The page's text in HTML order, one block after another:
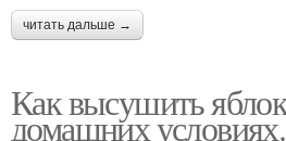
читать дальше →
Как высушить
домашних